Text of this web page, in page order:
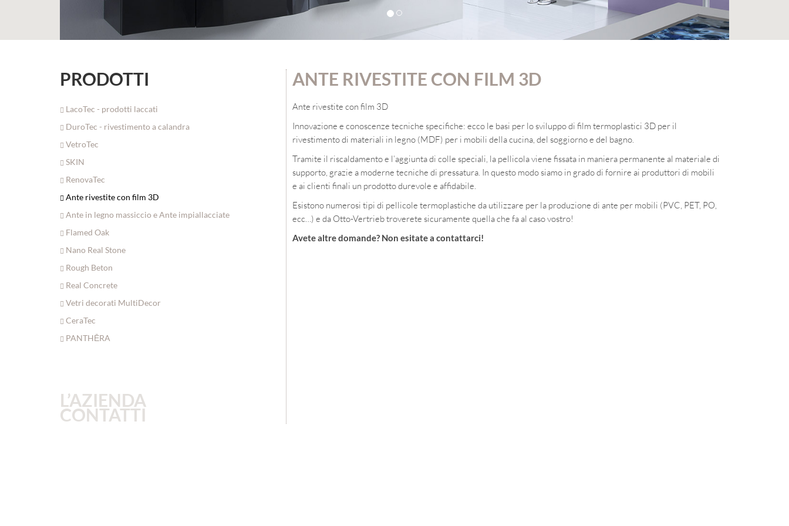
PRODOTTI
LacoTec - prodotti laccati
DuroTec - rivestimento a calandra
VetroTec
SKIN
RenovaTec
Ante rivestite con film 3D
Ante in legno massiccio e Ante impiallacciate
Flamed Oak
Nano Real Stone
Rough Beton
Real Concrete
Vetri decorati MultiDecor
CeraTec
PANTHĒRA
L’AZIENDA
CONTATTI
ANTE RIVESTITE CON FILM 3D
Ante rivestite con film 3D
Innovazione e conoscenze tecniche specifiche: ecco le basi per lo sviluppo di film termoplastici 3D per il
rivestimento di materiali in legno (MDF) per i mobili della cucina, del soggiorno e del bagno.
Tramite il riscaldamento e l’aggiunta di colle speciali, la pellicola viene fissata in maniera permanente al materiale di
supporto, grazie a moderne tecniche di pressatura. In questo modo siamo in grado di fornire ai produttori di mobili
e ai clienti finali un prodotto durevole e affidabile.
Esistono numerosi tipi di pellicole termoplastiche da utilizzare per la produzione di ante per mobili (PVC, PET, PO,
ecc…) e da Otto-Vertrieb troverete sicuramente quella che fa al caso vostro!
Avete altre domande? Non esitate a contattarci!